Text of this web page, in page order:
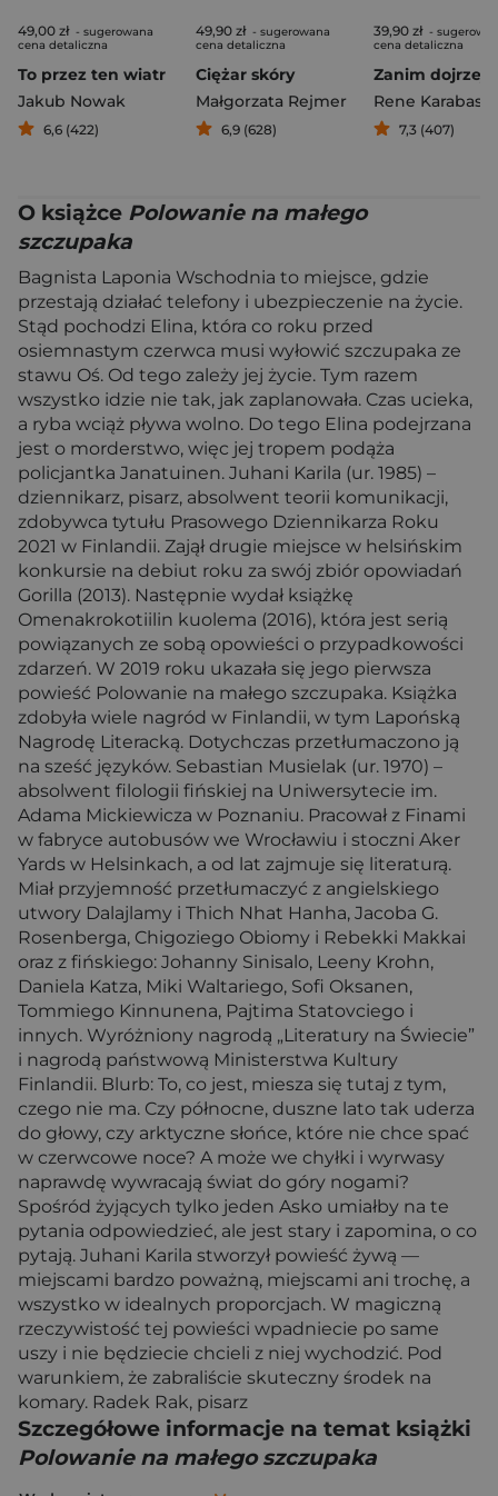
49,00 zł - sugerowana
cena detaliczna
To przez ten wiatr
Jakub Nowak
6,6 (422)
49,90 zł - sugerowana
cena detaliczna
Ciężar skóry
Małgorzata Rejmer
6,9 (628)
39,90 zł -
cena detaliczna
Rene Karabasz
7,3 (407)
O książce Polowanie na małego
szczupaka
Bagnista Laponia Wschodnia to miejsce, gdzie
przestają działać telefony i ubezpieczenie na życie.
Stąd pochodzi Elina, która co roku przed
osiemnastym czerwca musi wyłowić szczupaka ze
stawu Oś. Od tego zależy jej życie. Tym razem
wszystko idzie nie tak, jak zaplanowała. Czas ucieka,
a ryba wciąż pływa wolno. Do tego Elina podejrzana
jest o morderstwo, więc jej tropem podąża
policjantka Janatuinen. Juhani Karila (ur. 1985) –
dziennikarz, pisarz, absolwent teorii komunikacji,
zdobywca tytułu Prasowego Dziennikarza Roku
2021 w Finlandii. Zajął drugie miejsce w helsińskim
konkursie na debiut roku za swój zbiór opowiadań
Gorilla (2013). Następnie wydał książkę
Omenakrokotiilin kuolema (2016), która jest serią
powiązanych ze sobą opowieści o przypadkowości
zdarzeń. W 2019 roku ukazała się jego pierwsza
powieść Polowanie na małego szczupaka. Książka
zdobyła wiele nagród w Finlandii, w tym Lapońską
Nagrodę Literacką. Dotychczas przetłumaczono ją
na sześć języków. Sebastian Musielak (ur. 1970) –
absolwent filologii fińskiej na Uniwersytecie im.
Adama Mickiewicza w Poznaniu. Pracował z Finami
w fabryce autobusów we Wrocławiu i stoczni Aker
Yards w Helsinkach, a od lat zajmuje się literaturą.
Miał przyjemność przetłumaczyć z angielskiego
utwory Dalajlamy i Thich Nhat Hanha, Jacoba G.
Rosenberga, Chigoziego Obiomy i Rebekki Makkai
oraz z fińskiego: Johanny Sinisalo, Leeny Krohn,
Daniela Katza, Miki Waltariego, Sofi Oksanen,
Tommiego Kinnunena, Pajtima Statovciego i
innych. Wyróżniony nagrodą „Literatury na Świecie”
i nagrodą państwową Ministerstwa Kultury
Finlandii. Blurb: To, co jest, miesza się tutaj z tym,
czego nie ma. Czy północne, duszne lato tak uderza
do głowy, czy arktyczne słońce, które nie chce spać
w czerwcowe noce? A może we chyłki i wyrwasy
naprawdę wywracają świat do góry nogami?
Spośród żyjących tylko jeden Asko umiałby na te
pytania odpowiedzieć, ale jest stary i zapomina, o co
pytają. Juhani Karila stworzył powieść żywą —
miejscami bardzo poważną, miejscami ani trochę, a
wszystko w idealnych proporcjach. W magiczną
rzeczywistość tej powieści wpadniecie po same
uszy i nie będziecie chcieli z niej wychodzić. Pod
warunkiem, że zabraliście skuteczny środek na
komary. Radek Rak, pisarz
Szczegółowe informacje na temat książki
Polowanie na małego szczupaka